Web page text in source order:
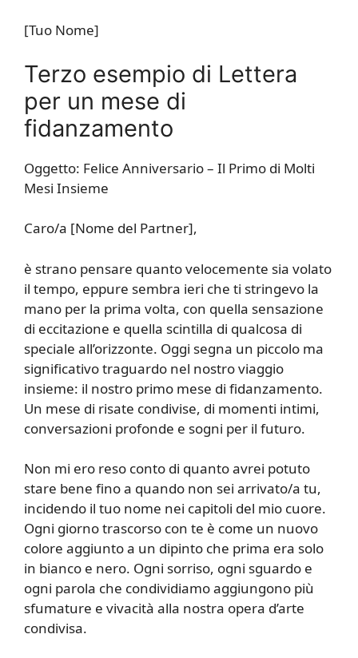
[Tuo Nome]
Terzo esempio di Lettera
per un mese di
fidanzamento
Oggetto: Felice Anniversario – Il Primo di Molti
Mesi Insieme
Caro/a [Nome del Partner],
è strano pensare quanto velocemente sia volato
il tempo, eppure sembra ieri che ti stringevo la
mano per la prima volta, con quella sensazione
di eccitazione e quella scintilla di qualcosa di
speciale all’orizzonte. Oggi segna un piccolo ma
significativo traguardo nel nostro viaggio
insieme: il nostro primo mese di fidanzamento.
Un mese di risate condivise, di momenti intimi,
conversazioni profonde e sogni per il futuro.
Non mi ero reso conto di quanto avrei potuto
stare bene fino a quando non sei arrivato/a tu,
incidendo il tuo nome nei capitoli del mio cuore.
Ogni giorno trascorso con te è come un nuovo
colore aggiunto a un dipinto che prima era solo
in bianco e nero. Ogni sorriso, ogni sguardo e
ogni parola che condividiamo aggiungono più
sfumature e vivacità alla nostra opera d’arte
condivisa.